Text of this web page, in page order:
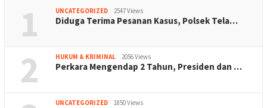
1 UNCATEGORIZED 2547 Views
Diduga Terima Pesanan Kasus, Polsek Tela…
2 HUKUM & KRIMINAL 2056 Views
Perkara Mengendap 2 Tahun, Presiden dan …
UNCATEGORIZED 1850 Views